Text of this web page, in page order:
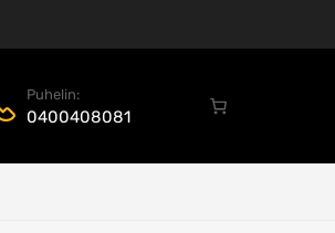
Puhelin:
0400408081